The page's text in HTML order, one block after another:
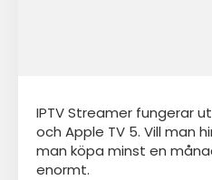
IPTV Streamer fungerar
och Apple TV 5. Vill man
man köpa minst en
enormt.